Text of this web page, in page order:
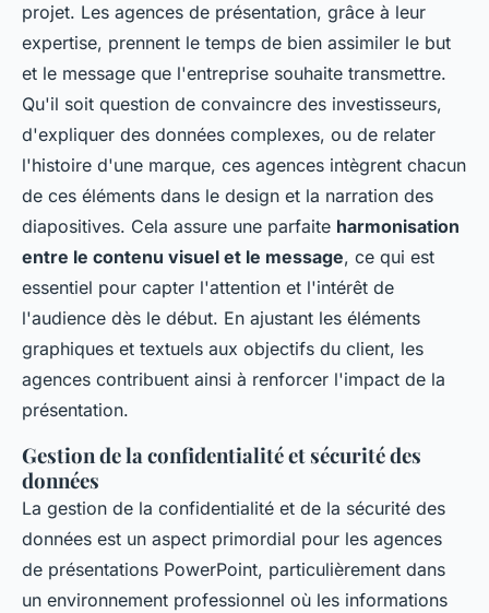
projet. Les agences de présentation, grâce à leur
expertise, prennent le temps de bien assimiler le but
et le message que l'entreprise souhaite transmettre.
Qu'il soit question de convaincre des investisseurs,
d'expliquer des données complexes, ou de relater
l'histoire d'une marque, ces agences intègrent chacun
de ces éléments dans le design et la narration des
diapositives. Cela assure une parfaite harmonisation
entre le contenu visuel et le message, ce qui est
essentiel pour capter l'attention et l'intérêt de
l'audience dès le début. En ajustant les éléments
graphiques et textuels aux objectifs du client, les
agences contribuent ainsi à renforcer l'impact de la
présentation.
Gestion de la confidentialité et sécurité des
données
La gestion de la confidentialité et de la sécurité des
données est un aspect primordial pour les agences
de présentations PowerPoint, particulièrement dans
un environnement professionnel où les informations